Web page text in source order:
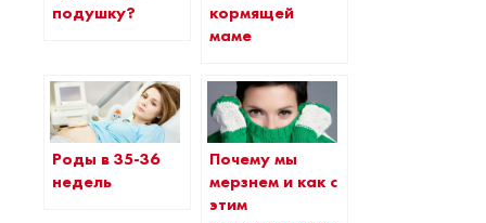
подушку?
кормящей
маме
Роды в 35-36
недель
Почему мы
мерзнем и как с
этим